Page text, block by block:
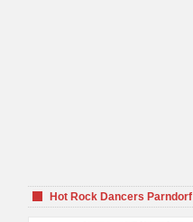
Hot Rock Dancers Parndorf